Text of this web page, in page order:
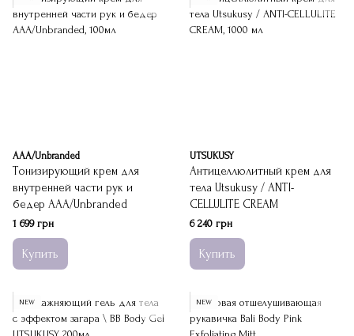
ААА/Unbranded
Тонизирующий крем для
внутренней части рук и
бедер ААА/Unbranded
1 699 грн
Купить
UTSUKUSY
Антицеллюлитный крем для
тела Utsukusy / ANTI-
CELLULITE CREAM
6 240 грн
Купить
NEW NEW